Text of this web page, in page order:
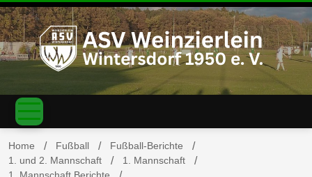
S
k
i
p
c
ASV
Home Fußball
Fußball-Berichte
1. und 2. Mannschaft
1. Mannschaft